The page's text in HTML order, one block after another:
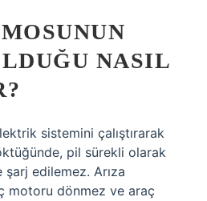
NASIL
sistemini çalıştırarak
pil sürekli olarak
şarj edilemez. Arıza
​​motoru dönmez ve araç